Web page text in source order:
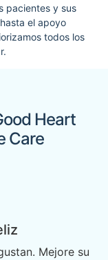
pacientes y sus
el apoyo
todos los
Heart
Care
Mejore su